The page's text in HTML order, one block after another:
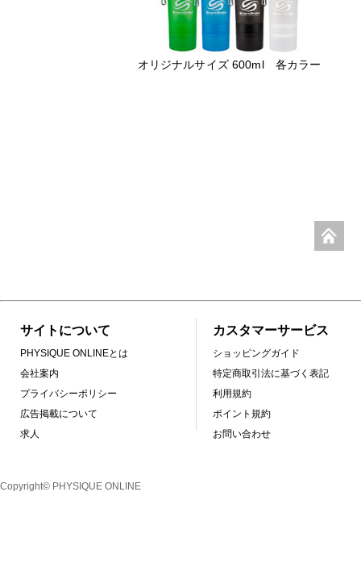
オリジナルサイズ 600ml 各カラー
サイトについて
PHYSIQUE ONLINEとは
会社案内
プライバシーポリシー
広告掲載について
求人
カスタマーサービス
ショッピングガイド
特定商取引法に基づく表記
利用規約
ポイント規約
お問い合わせ
Copyright© PHYSIQUE ONLINE